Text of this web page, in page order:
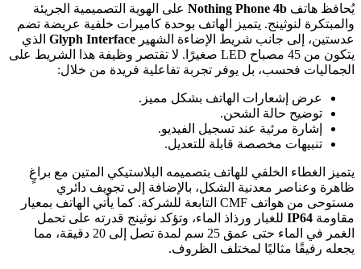
يُحافظ هاتف Nothing Phone 4b على الهوية التصميمية الجريئة
والمبتكرة لنوثينج. يتميز الهاتف بوحدة كاميرات خلفية عريضة تضم
عدستين، إلى جانب شريط الإضاءة الشهير Glyph Interface الذي
يتكون من 45 مصباح LED صغيرًا. لا تقتصر وظيفة هذا الشريط على
الجماليات فحسب، بل يوفر تجربة تفاعلية فريدة من خلال:
عرض إشعارات الهاتف بشكل مميز.
توضيح حالة الشحن.
إشارة مرئية عند تسجيل الفيديو.
تنبيهات مخصصة قابلة للتعديل.
يتميز الغطاء الخلفي للهاتف بتصميمه البلاستيكي المتين مع براغٍ
ظاهرة وعناصر معدنية الشكل، بالإضافة إلى تجويف دائري
مستوحى من هواتف CMF التابعة للشركة. كما يأتي الهاتف بمعيار
مقاومة IP64 للغبار ورذاذ الماء، وتؤكد نوثينج قدرته على تحمل
الغمر في الماء حتى عمق 25 سم لمدة تصل إلى 20 دقيقة، مما
يجعله رفيقًا مثاليًا لمختلف الظروف.